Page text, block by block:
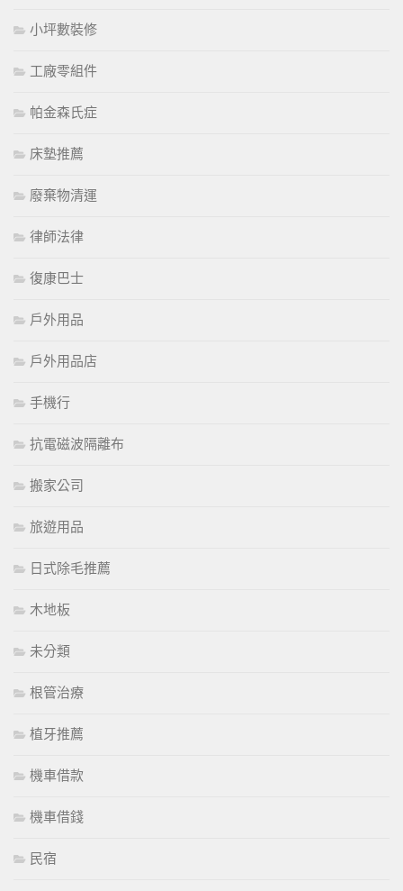
小坪數裝修
工廠零組件
帕金森氏症
床墊推薦
廢棄物清運
律師法律
復康巴士
戶外用品
戶外用品店
手機行
抗電磁波隔離布
搬家公司
旅遊用品
日式除毛推薦
木地板
未分類
根管治療
植牙推薦
機車借款
機車借錢
民宿